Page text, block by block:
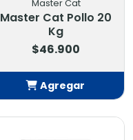
Master Cat
Master Cat Pollo 20
Kg
$46.900
Agregar
Añadido